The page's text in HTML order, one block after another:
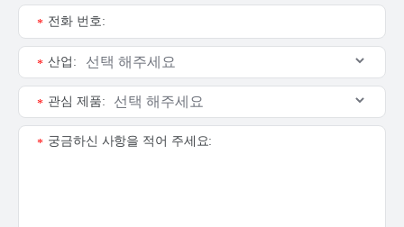
전화 번호:
*
산업:
*
관심 제품:
*
궁금하신 사항을 적어 주세요:
*